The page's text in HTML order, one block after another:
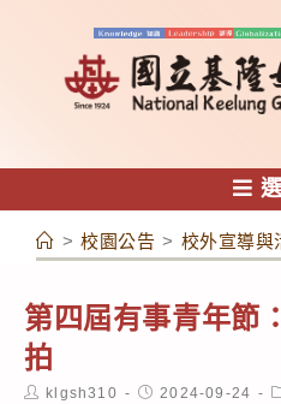
容
> 校園公告 > 校外宣導與
第四屆有事青年節
拍
Postklgsh310
Post2024-09-24